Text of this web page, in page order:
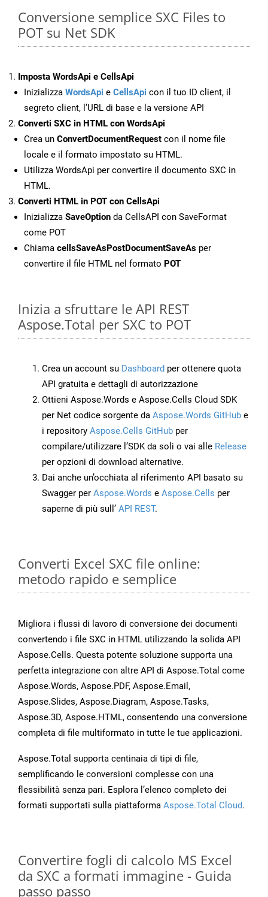
Conversione semplice SXC Files to
POT su Net SDK
Imposta WordsApi e CellsApi
Inizializza WordsApi e CellsApi con il tuo ID client, il
segreto client, l’URL di base e la versione API
Converti SXC in HTML con WordsApi
Crea un ConvertDocumentRequest con il nome file
locale e il formato impostato su HTML.
Utilizza WordsApi per convertire il documento SXC in
HTML.
Converti HTML in POT con CellsApi
Inizializza SaveOption da CellsAPI con SaveFormat
come POT
Chiama cellsSaveAsPostDocumentSaveAs per
convertire il file HTML nel formato POT
Inizia a sfruttare le API REST
Aspose.Total per SXC to POT
Crea un account su Dashboard per ottenere quota
API gratuita e dettagli di autorizzazione
Ottieni Aspose.Words e Aspose.Cells Cloud SDK
per Net codice sorgente da Aspose.Words GitHub e
i repository Aspose.Cells GitHub per
compilare/utilizzare l’SDK da soli o vai alle Release
per opzioni di download alternative.
Dai anche un’occhiata al riferimento API basato su
Swagger per Aspose.Words e Aspose.Cells per
saperne di più sull’ API REST.
Converti Excel SXC file online:
metodo rapido e semplice
Migliora i flussi di lavoro di conversione dei documenti
convertendo i file SXC in HTML utilizzando la solida API
Aspose.Cells. Questa potente soluzione supporta una
perfetta integrazione con altre API di Aspose.Total come
Aspose.Words, Aspose.PDF, Aspose.Email,
Aspose.Slides, Aspose.Diagram, Aspose.Tasks,
Aspose.3D, Aspose.HTML, consentendo una conversione
completa di file multiformato in tutte le tue applicazioni.
Aspose.Total supporta centinaia di tipi di file,
semplificando le conversioni complesse con una
flessibilità senza pari. Esplora l’elenco completo dei
formati supportati sulla piattaforma Aspose.Total Cloud.
Convertire fogli di calcolo MS Excel
da SXC a formati immagine - Guida
passo passo